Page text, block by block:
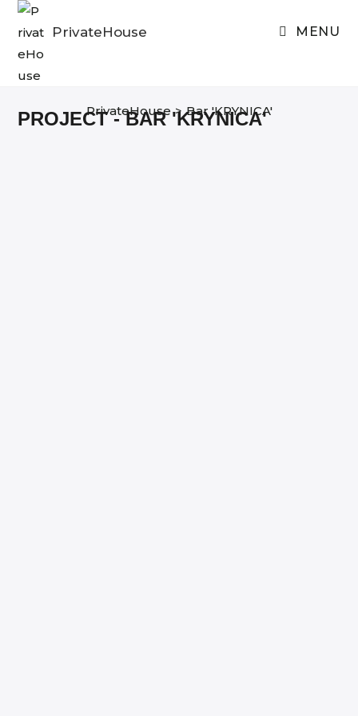
Skip
content
PrivateHouse MENU
PrivateHouse > Bar 'KRYNICA'
PROJECT - BAR 'KRYNICA'